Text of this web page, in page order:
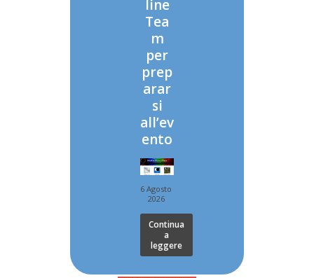
line
Tea
m
per
prep
arar
si
all’ev
ento
6 Agosto
2026
Continua
a
leggere